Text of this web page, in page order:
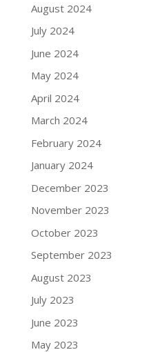
August 2024
July 2024
June 2024
May 2024
April 2024
March 2024
February 2024
January 2024
December 2023
November 2023
October 2023
September 2023
August 2023
July 2023
June 2023
May 2023